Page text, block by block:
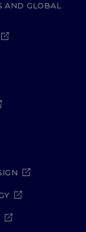
AND GLOBAL